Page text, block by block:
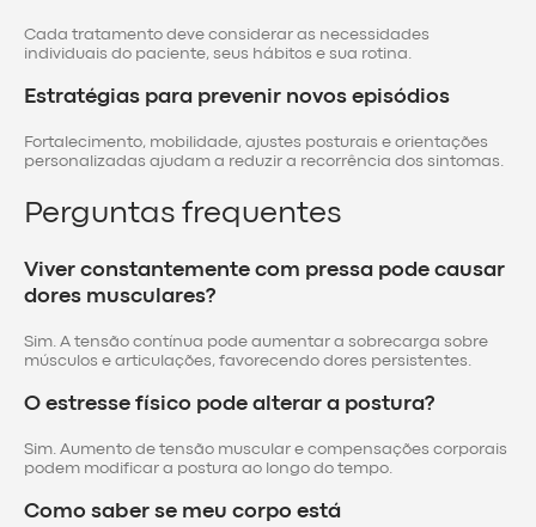
Cada tratamento deve considerar as necessidades
individuais do paciente, seus hábitos e sua rotina.
Estratégias para prevenir novos episódios
Fortalecimento, mobilidade, ajustes posturais e orientações
personalizadas ajudam a reduzir a recorrência dos sintomas.
Perguntas frequentes
Viver constantemente com pressa pode causar
dores musculares?
Sim. A tensão contínua pode aumentar a sobrecarga sobre
músculos e articulações, favorecendo dores persistentes.
O estresse físico pode alterar a postura?
Sim. Aumento de tensão muscular e compensações corporais
podem modificar a postura ao longo do tempo.
Como saber se meu corpo está